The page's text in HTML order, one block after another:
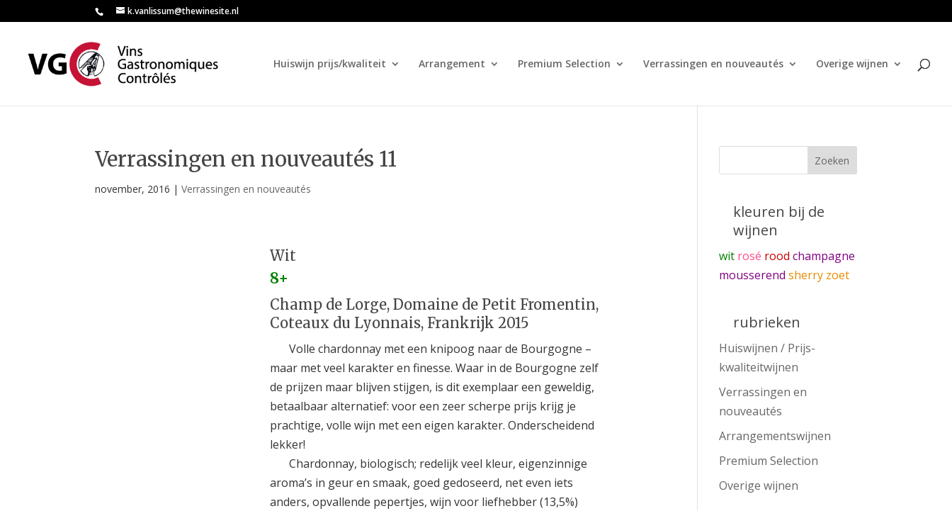
k.vanlissum@thewinesite.nl
Huiswijn prijs/kwaliteit Arrangement Premium Selection Verrassingen en nouveautés Overige wijnen
Verrassingen en nouveautés 11
november, 2016 |Verrassingen en nouveautés
Wit
8+
Champ de Lorge, Domaine de Petit Fromentin,
Coteaux du Lyonnais, Frankrijk 2015
Volle chardonnay met een knipoog naar de Bourgogne –
maar met veel karakter en finesse. Waar in de Bourgogne zelf
de prijzen maar blijven stijgen, is dit exemplaar een geweldig,
betaalbaar alternatief: voor een zeer scherpe prijs krijg je
prachtige, volle wijn met een eigen karakter. Onderscheidend
lekker!
Chardonnay, biologisch; redelijk veel kleur, eigenzinnige
aroma’s in geur en smaak, goed gedoseerd, net even iets
anders, opvallende pepertjes, wijn voor liefhebber (13,5%)
kleuren bij de
wijnen
wit rosé rood champagne
mousserend sherry zoet
rubrieken
Huiswijnen / Prijs-
kwaliteitwijnen
Verrassingen en
nouveautés
Arrangementswijnen
Premium Selection
Overige wijnen